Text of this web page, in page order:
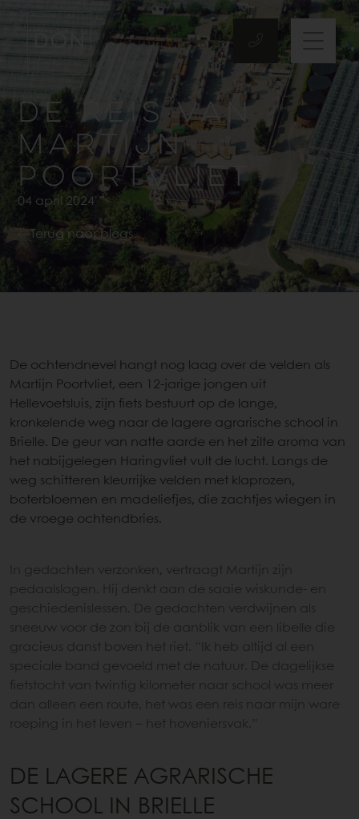
DE REIS VAN
MARTIJN
POORTVLIET
04 april 2024
Terug naar blogs
De ochtendnevel hangt nog laag over de velden als
Martijn Poortvliet, een 12-jarige jongen uit
Hellevoetsluis, zijn fiets bestuurt op de lange,
kronkelende weg naar de lagere agrarische school in
Brielle. De geur van natte aarde en het zilte aroma van
het nabijgelegen Haringvliet vult de lucht. Langs de
weg schitteren kleurrijke velden met klaprozen,
boterbloemen en madeliefjes, die zachtjes wiegen in
de vroege ochtendbries.
In gedachten verzonken, vertraagt Martijn zijn
pedaalslagen. Hij denkt aan de saaie wiskunde- en
geschiedenislessen. De gedachten verdwijnen als
sneeuw voor de zon bij de aanblik van een libelle die
gracieus danst boven het riet. “Ik heb altijd al een
speciale band gevoeld met de natuur. De dagelijkse
fietstocht van twintig kilometer naar school was meer
dan alleen een route, het was een reis naar mijn ware
roeping in het leven – het hoveniersvak.”
DE LAGERE AGRARISCHE
SCHOOL IN BRIELLE